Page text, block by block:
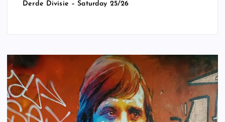
Derde Divisie – Saturday 25/26